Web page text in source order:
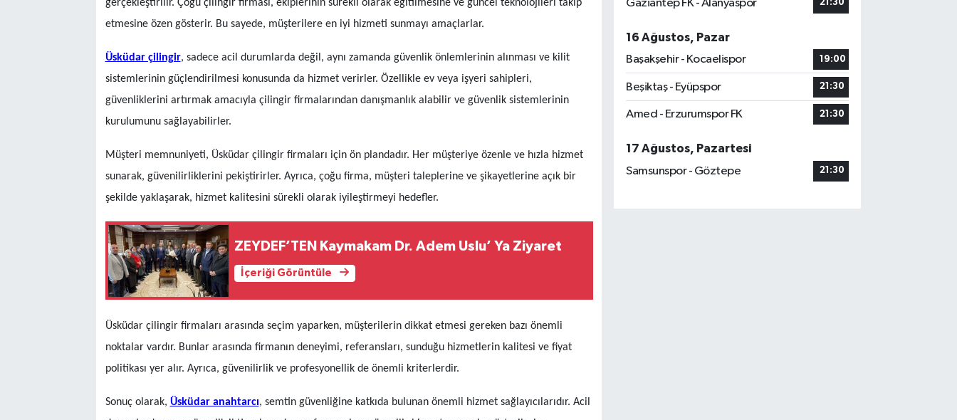
gerçekleştirilir. Çoğu çilingir firması, ekiplerinin sürekli olarak eğitilmesine ve güncel teknolojileri takip
etmesine özen gösterir. Bu sayede, müşterilere en iyi hizmeti sunmayı amaçlarlar.
Üsküdar çilingir, sadece acil durumlarda değil, aynı zamanda güvenlik önlemlerinin alınması ve kilit
sistemlerinin güçlendirilmesi konusunda da hizmet verirler. Özellikle ev veya işyeri sahipleri,
güvenliklerini artırmak amacıyla çilingir firmalarından danışmanlık alabilir ve güvenlik sistemlerinin
kurulumunu sağlayabilirler.
Müşteri memnuniyeti, Üsküdar çilingir firmaları için ön plandadır. Her müşteriye özenle ve hızla hizmet
sunarak, güvenilirliklerini pekiştirirler. Ayrıca, çoğu firma, müşteri taleplerine ve şikayetlerine açık bir
şekilde yaklaşarak, hizmet kalitesini sürekli olarak iyileştirmeyi hedefler.
ZEYDEF’TEN Kaymakam Dr. Adem Uslu’ Ya Ziyaret
İçeriği Görüntüle
Üsküdar çilingir firmaları arasında seçim yaparken, müşterilerin dikkat etmesi gereken bazı önemli
noktalar vardır. Bunlar arasında firmanın deneyimi, referansları, sunduğu hizmetlerin kalitesi ve fiyat
politikası yer alır. Ayrıca, güvenilirlik ve profesyonellik de önemli kriterlerdir.
Sonuç olarak, Üsküdar anahtarcı, semtin güvenliğine katkıda bulunan önemli hizmet sağlayıcılarıdır. Acil
Gaziantep FK - Alanyaspor 21:30
16 Ağustos, Pazar
Başakşehir - Kocaelispor
19:00
Beşiktaş - Eyüpspor 21:30
Amed - Erzurumspor FK 21:30
17 Ağustos, Pazartesi
Samsunspor - Göztepe
21:30